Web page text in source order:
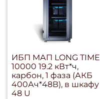
ИБП МАП LONG TIME
10000 19.2 кВт*ч,
карбон, 1 фаза (АКБ
400Ач*48В), в шкафу
48 U